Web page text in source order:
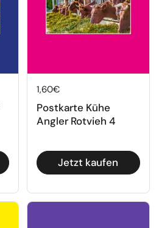
Regulärer Preis
1,60€
Postkarte Kühe
Angler Rotvieh 4
Jetzt kaufen